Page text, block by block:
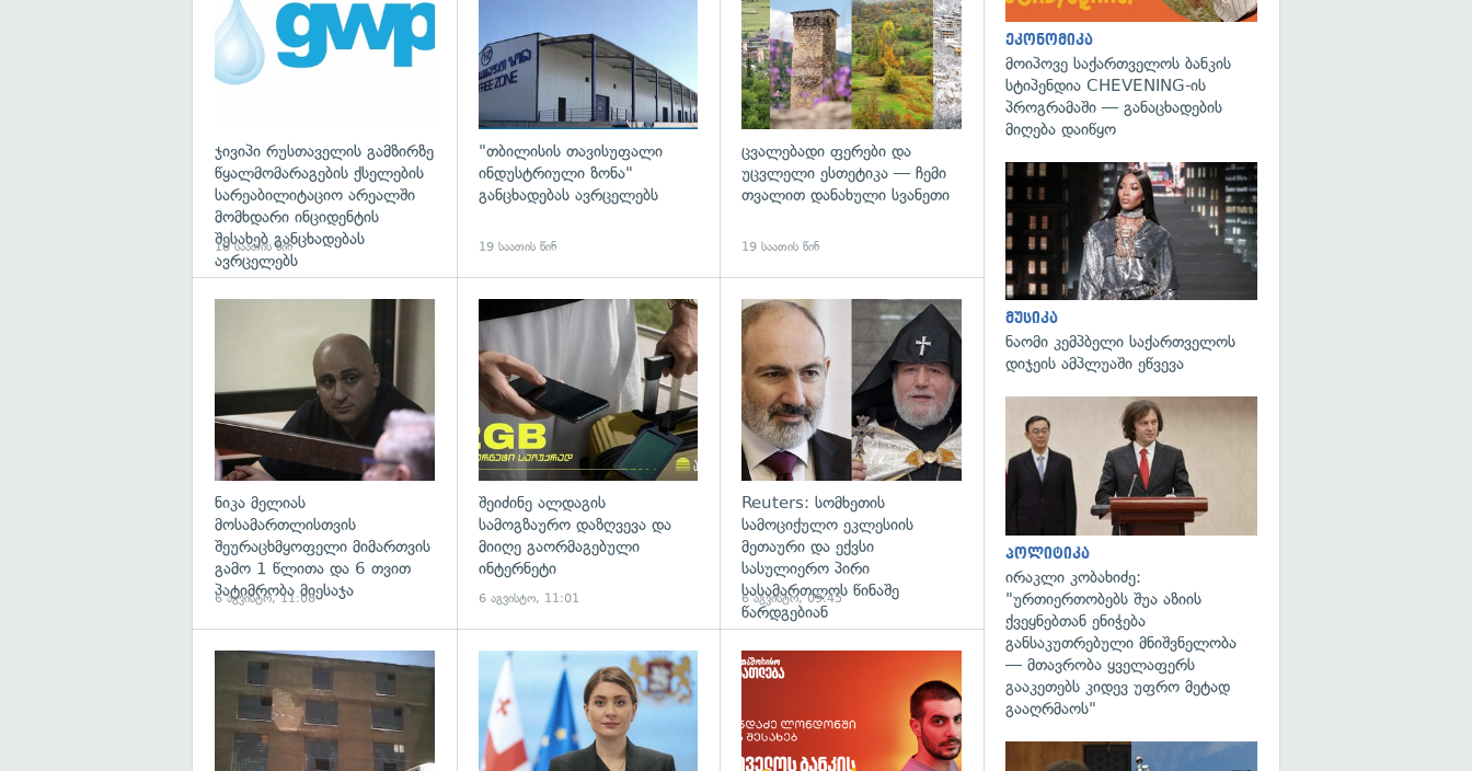
ჯივიპი რუსთაველის გამზირზე
წყალმომარაგების ქსელების
სარეაბილიტაციო არეალში
მომხდარი ინციდენტის
შესახებ განცხადებას
ავრცელებს
18 საათის წინ
"თბილისის თავისუფალი
ინდუსტრიული ზონა"
განცხადებას ავრცელებს
19 საათის წინ
ცვალებადი ფერები და
უცვლელი ესთეტიკა — ჩემი
თვალით დანახული სვანეთი
19 საათის წინ
გადახედვა
ნიკა მელიას
მოსამართლისთვის
შეურაცხმყოფელი მიმართვის
გამო 1 წლითა და 6 თვით
პატიმრობა მიესაჯა
6 აგვისტო, 11:08
შეიძინე ალდაგის
სამოგზაურო დაზღვევა და
მიიღე გაორმაგებული
ინტერნეტი
6 აგვისტო, 11:01
გადახედვა
Reuters: სომხეთის
სამოციქულო ეკლესიის
მეთაური და ექვსი
სასულიერო პირი
სასამართლოს წინაშე
წარდგებიან
6 აგვისტო, 09:45
გადახედვა გადახედვა
ეკონომიკა
მოიპოვე საქართველოს ბანკის
სტიპენდია CHEVENING-ის
პროგრამაში — განაცხადების
მიღება დაიწყო
მუსიკა
ნაომი კემპბელი საქართველოს
დიჯეის ამპლუაში ეწვევა
პოლიტიკა
ირაკლი კობახიძე:
"ურთიერთობებს შუა აზიის
ქვეყნებთან ენიჭება
განსაკუთრებული მნიშვნელობა
— მთავრობა ყველაფერს
გააკეთებს კიდევ უფრო მეტად
გააღრმაოს"